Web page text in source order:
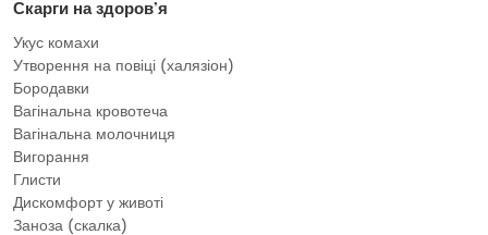
Скарги на здоров’я
Укус комахи
Утворення на повіці (халязіон)
Бородавки
Вагінальна кровотеча
Вагінальна молочниця
Вигорання
Глисти
Дискомфорт у животі
Заноза (скалка)